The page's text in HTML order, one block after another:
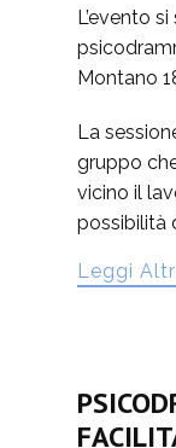
L’evento
Montano
La
gruppo
vicino il
possibilità
Leggi